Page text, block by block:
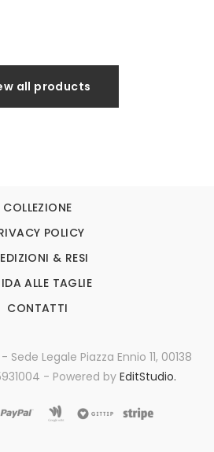
all products
COLLEZIONE
POLICY
& RESI
ALLE TAGLIE
CONTATTI
Legale Piazza Ennio 11, 00138
- Powered by EditStudio.